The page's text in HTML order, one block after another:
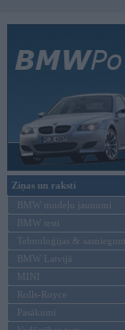
Ziņas un raksti
BMW modeļu jaunumi
BMW testi
Tehnoloģijas &
BMW Latvijā
MINI
Rolls-Royce
Pasākumi